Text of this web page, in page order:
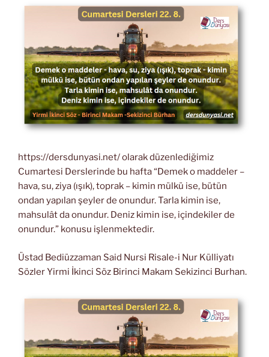
https://dersdunyasi.net/ olarak düzenlediğimiz
Cumartesi Derslerinde bu hafta “Demek o maddeler –
hava, su, ziya (ışık), toprak – kimin mülkü ise, bütün
ondan yapılan şeyler de onundur. Tarla kimin ise,
mahsulât da onundur. Deniz kimin ise, içindekiler de
onundur.” konusu işlenmektedir.
Üstad Bediüzzaman Said Nursi Risale-i Nur Külliyatı
Sözler Yirmi İkinci Söz Birinci Makam Sekizinci Burhan.